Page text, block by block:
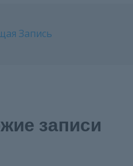
Запись
записи